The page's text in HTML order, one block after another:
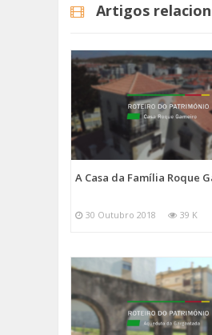
#tvamadora
#amadorapatrimónio
Categorias
Artigos
A Casa da Família Roque
30 Outubro 2018 39 K